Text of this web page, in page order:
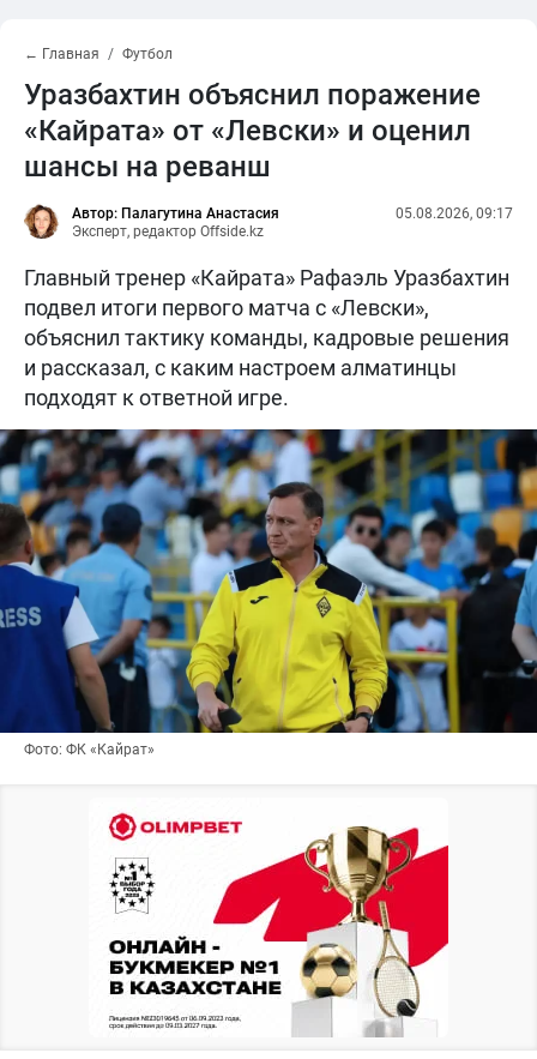
← Главная Футбол
Уразбахтин объяснил поражение
«Кайрата» от «Левски» и оценил
шансы на реванш
Автор: Палагутина Анастасия
Эксперт, редактор Offside.kz
05.08.2026, 09:17
Главный тренер «Кайрата» Рафаэль Уразбахтин
подвел итоги первого матча с «Левски»,
объяснил тактику команды, кадровые решения
и рассказал, с каким настроем алматинцы
подходят к ответной игре.
Фото: ФК «Кайрат»